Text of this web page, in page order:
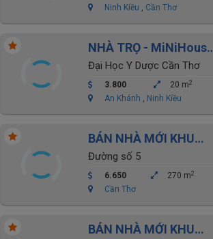
Ninh Kiều , Cần Thơ
NHÀ TRỌ - MiNiHouse
Khu đại học y dược cho
thuê
Đại Học Y Dược Cần Thơ
3.800 20 m2
An Khánh , Ninh Kiều
BÁN NHÀ MỚI KHU
THỚI NHỰT 2- ĐẠI
HỌC Y DƯỢC
Đường số 5
6.650 270 m2
Cần Thơ
BÁN NHÀ MỚI KHU